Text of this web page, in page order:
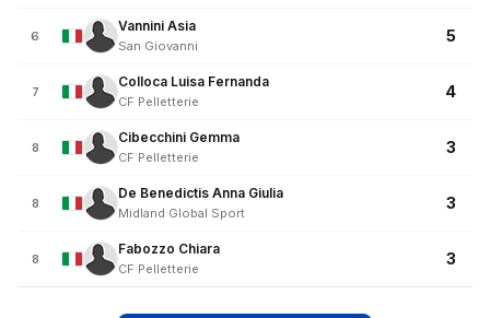
6
Vannini Asia
San Giovanni
5
7
Colloca Luisa Fernanda
CF Pelletterie
4
8
Cibecchini Gemma
CF Pelletterie
3
8
De Benedictis Anna Giulia
Midland Global Sport
3
8
Fabozzo Chiara
CF Pelletterie
3